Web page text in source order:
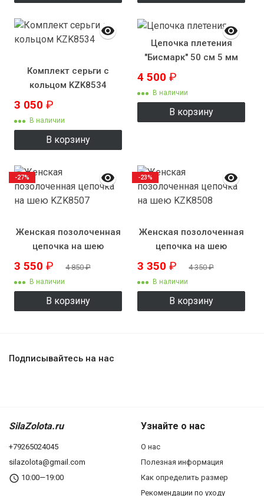
Комплект серьги с
кольцом KZK8534
3 050 ₽
В наличии
В корзину
Цепочка плетения
"Бисмарк" 50 см 5 мм
4 500 ₽
В наличии
В корзину
Женская позолоченная
цепочка на шею
KZK8507
3 550 ₽ 4 850₽
В наличии
В корзину
-27%
Женская позолоченная
цепочка на шею
KZK8508
3 350 ₽ 4 350₽
В наличии
В корзину
-23%
Подписывайтесь на нас
SilaZolota.ru
+79265024045
silazolota@gmail.com
10:00—19:00
Узнайте о нас
О нас
Полезная информация
Как определить размер
Рекомендации по уходу